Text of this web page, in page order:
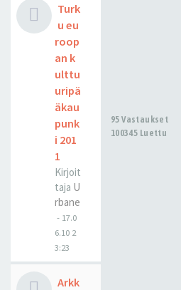
Turk
u eu
roop
an k
ulttu
uripä
äkau
punk
i 201
1
Kirjoit
taja U
rbane
- 17.0
6.10 2
3:23
95 Vastaukset
100345 Luettu
Arkk